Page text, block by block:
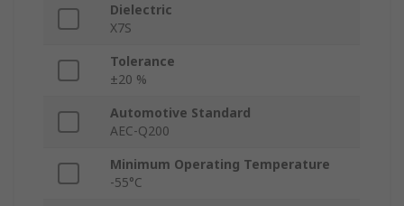
Dielectric
X7S
Tolerance
±20 %
Automotive Standard
AEC-Q200
Minimum Operating Temperature
-55°C